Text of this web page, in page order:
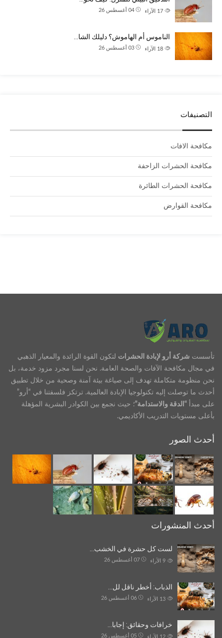
04 أغسطس 26 الآراء
الناموس أم الهاموش؟ دليلك الشا…
03 أغسطس 26 الآراء
التصنيفات
مكافحة الافات
مكافحة الحشرات الزاحفة
مكافحة الحشرات الطائرة
مكافحة القوارض
تأسست شركة أرو لإبادة الحشرات لتكون القوة الرائدة والمعيار الذهبي
في مجال مكافحة الآفات والصحة العامة. نحن لسنا مجرد مزود خدمة، بل
نحن منظومة متكاملة تهدف إلى صياغة بيئة آمنة وصحية من خلال تطبيق
أحدث ما توصلت إليه تكنولوجيا الإبادة العالمية. ترتكز فلسفتنا في “أرو”
على مبدأ “الدقة والاستدامة”؛ حيث نجمع بين الكوادر البشرية المؤهلة
بأعلى مستويات التدريب الأكاديمي.
أحدث الصور
أحدث المنشورات
لست كل حشرة في الخشب…
07 أغسطس 26 الآراء
الذباب: أخطر ناقل لل…
06 أغسطس 26 الآراء
خرافات وحقائق: إجابا…
05 أغسطس 26 الآراء